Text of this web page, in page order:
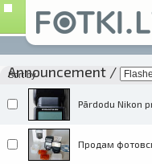
Announcement /
Sort by
Pārdodu Nikon
Продам